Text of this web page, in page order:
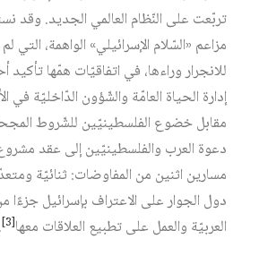
تربّعت على النّظام العالمي الجديد. وقد
مزاعم «السّلام الإسرائيلي» الواهمة، التي
للانجرار وراءها، في اتفاقيّات همّها
إدارة الحياة العامّة والشّؤون الدّاخليّة في
مقابل خضوع الفلسطينيّين للشّروط
دعوة العرب والفلسطينيّين إلى عقد
مسارين اثنين من المفاوضات: ثنائيّة
دول الجوار على الاعتراف بإسرائيل جزءًا
العربيّة والعمل على تطبيع العلاقات معها[3]
.